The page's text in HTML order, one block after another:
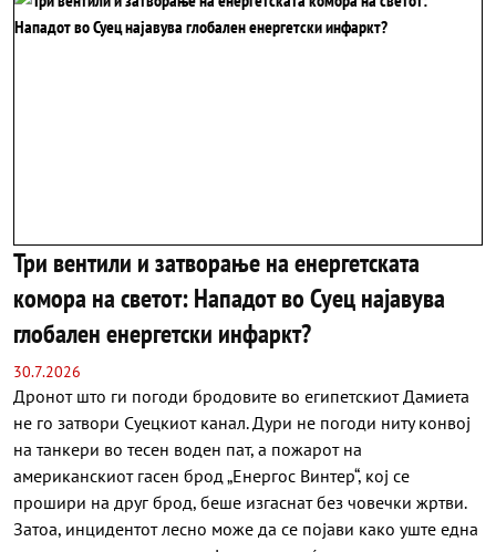
Три вентили и затворање на енергетската
комора на светот: Нападот во Суец најавува
глобален енергетски инфаркт?
30.7.2026
Дронот што ги погоди бродовите во египетскиот Дамиета
не го затвори Суецкиот канал. Дури не погоди ниту конвој
на танкери во тесен воден пат, а пожарот на
американскиот гасен брод „Енергос Винтер“, кој се
прошири на друг брод, беше изгаснат без човечки жртви.
Затоа, инцидентот лесно може да се појави како уште една